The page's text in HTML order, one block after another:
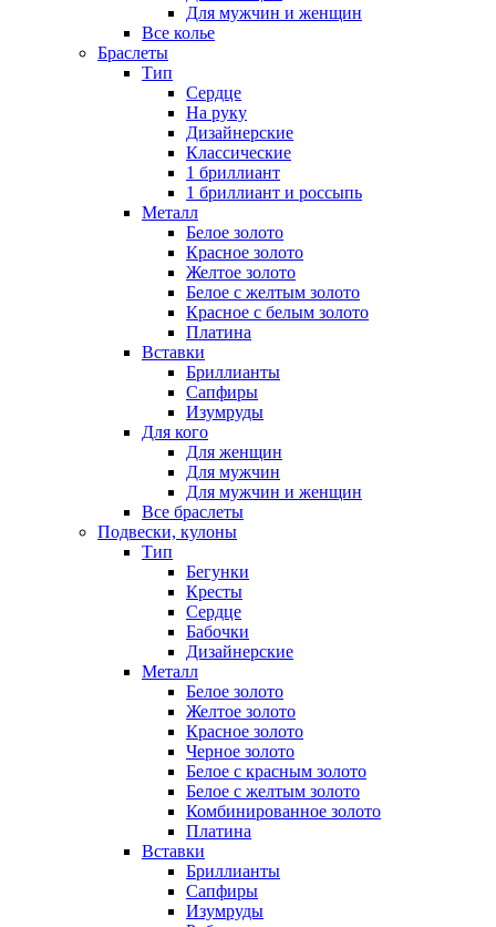
Для мужчин и женщин
Все колье
Браслеты
Тип
Сердце
На руку
Дизайнерские
Классические
1 бриллиант
1 бриллиант и россыпь
Металл
Белое золото
Красное золото
Желтое золото
Белое с желтым золото
Красное с белым золото
Платина
Вставки
Бриллианты
Сапфиры
Изумруды
Для кого
Для женщин
Для мужчин
Для мужчин и женщин
Все браслеты
Подвески, кулоны
Тип
Бегунки
Кресты
Сердце
Бабочки
Дизайнерские
Металл
Белое золото
Желтое золото
Красное золото
Черное золото
Белое с красным золото
Белое с желтым золото
Комбинированное золото
Платина
Вставки
Бриллианты
Сапфиры
Изумруды